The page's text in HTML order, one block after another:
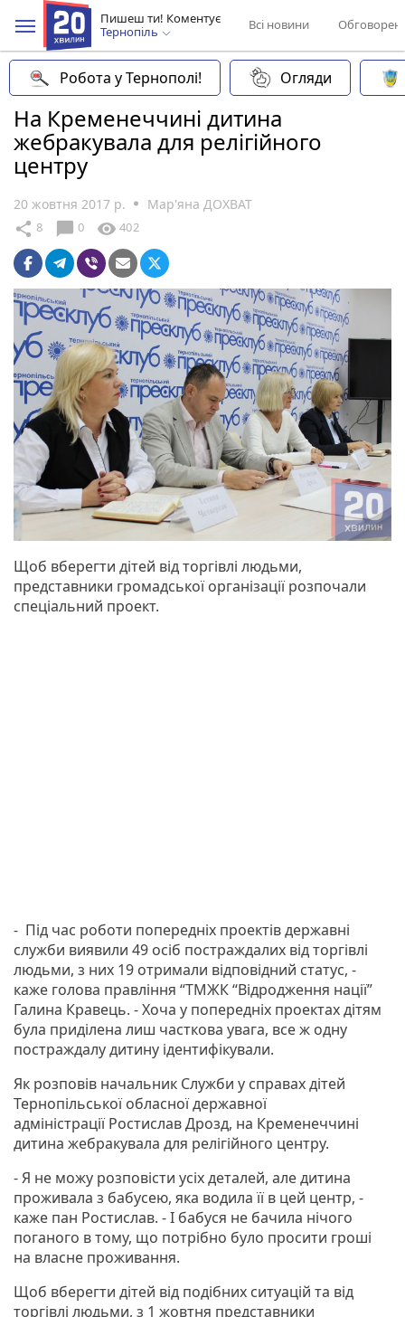
Пишеш ти! Коментує
Тернопіль
Всі новини
Робота у Тернополі! Огляди
На Кременеччині дитина
жебракувала для релігійного
центру
20 жовтня 2017 р. Мар'яна ДОХВАТ
share 8 chat_bubble 0 visibility 402
Щоб вберегти дітей від торгівлі людьми,
представники громадської організації розпочали
спеціальний проект.
- Під час роботи попередніх проектів державні
служби виявили 49 осіб постраждалих від торгівлі
людьми, з них 19 отримали відповідний статус, -
каже голова правління “ТМЖК “Відродження нації”
Галина Кравець. - Хоча у попередніх проектах дітям
була приділена лиш часткова увага, все ж одну
постраждалу дитину ідентифікували.
Як розповів начальник Служби у справах дітей
Тернопільської обласної державної
адміністрації Ростислав Дрозд, на Кременеччині
дитина жебракувала для релігійного центру.
- Я не можу розповісти усіх деталей, але дитина
проживала з бабусею, яка водила її в цей центр, -
каже пан Ростислав. - І бабуся не бачила нічого
поганого в тому, що потрібно було просити гроші
на власне проживання.
Щоб вберегти дітей від подібних ситуацій та від
торгівлі людьми, з 1 жовтня представники